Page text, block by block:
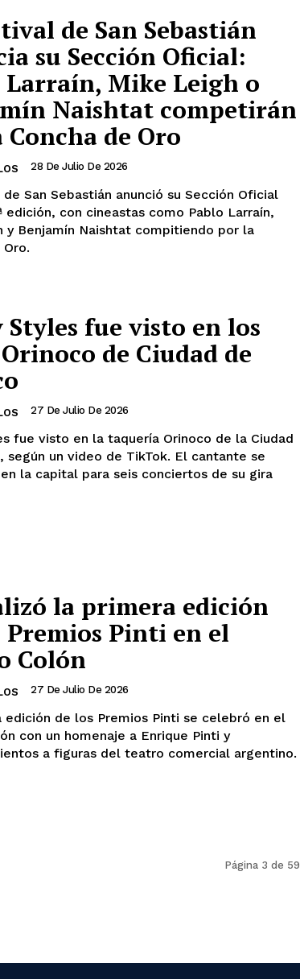
de San Sebastián
su Sección Oficial:
Larraín, Mike Leigh o
Naishtat competirán
de Oro
28 De Julio De 2026
San Sebastián anunció su Sección Oficial
edición, con cineastas como Pablo Larraín,
y Benjamín Naishtat compitiendo por la
Oro.
fue visto en los
de Ciudad de
27 De Julio De 2026
fue visto en la taquería Orinoco de la Ciudad
según un video de TikTok. El cantante se
la capital para seis conciertos de su gira
la primera edición
Premios Pinti en el
Colón
27 De Julio De 2026
edición de los Premios Pinti se celebró en el
con un homenaje a Enrique Pinti y
a figuras del teatro comercial argentino.
Página 3 de 59